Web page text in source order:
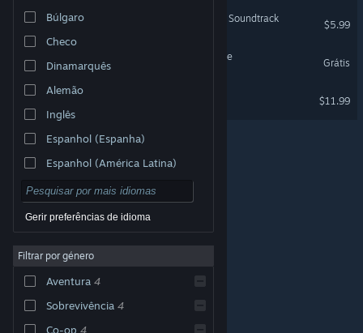
© Valve Corporation. Todos os direitos reservados.
respetivos proprietários nos E.U.A. e outros países.
Acessibilidade
Acordo de Subscrição Steam
Reembolsos|Cookies
Búlgaro
Checo
Dinamarquês
Alemão
Inglês
Espanhol (Espanha)
Espanhol (América Latina)
Gerir preferências de idioma
Filtrar por género
Aventura 4
Sobrevivência 4
Co-op 4
The Planet Crafter Original Soundtrack
$5.99
The Planet Crafter: Prologue
Grátis
$11.99